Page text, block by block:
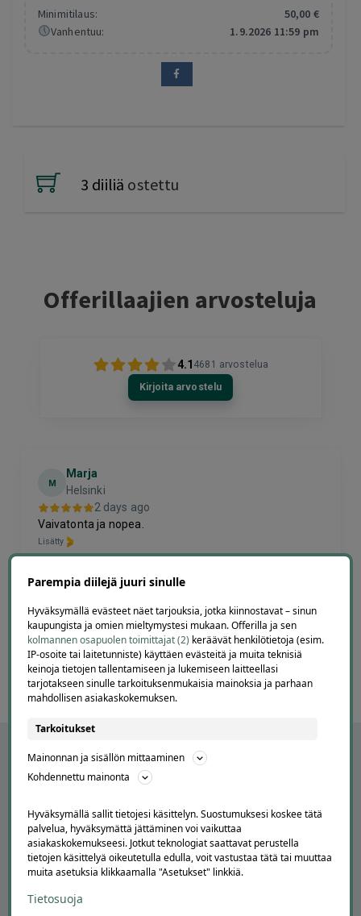
Minimitilaus:
50,00 €
Vanhentuu:
1.9.2026 11:59 pm
3 diiliä ostettu
Offerillaajien arvosteluja
4.1 4681 arvostelua
Kirjoita arvostelu
M
Marja
Helsinki
2 days ago
Vaivatonta ja nopea.
Lisätty
3 / 60
APUA JA NEUVOJA
Parempia diilejä juuri sinulle
Hyväksymällä evästeet näet tarjouksia, jotka kiinnostavat – sinun
kaupungista ja omien mieltymystesi mukaan. Offerilla ja sen
kolmannen osapuolen toimittajat (2) keräävät henkilötietoja (esim.
IP-osoite tai laitetunniste) käyttäen evästeitä ja muita teknisiä
keinoja tietojen tallentamiseen ja lukemiseen laitteellasi
tarjotakseen sinulle tarkoituksenmukaisia mainoksia ja parhaan
mahdollisen asiakaskokemuksen.
Tarkoitukset
Mainonnan ja sisällön mittaaminen
Kohdennettu mainonta
Hyväksymällä sallit tietojesi käsittelyn. Suostumuksesi koskee tätä
palvelua, hyväksymättä jättäminen voi vaikuttaa
asiakaskokemukseesi. Jotkut teknologiat saattavat perustella
tietojen käsittelyä oikeutetulla edulla, voit vastustaa tätä tai muuttaa
muita asetuksia klikkaamalla "Asetukset" linkkiä.
Tietosuoja